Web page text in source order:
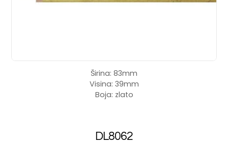
Širina: 83mm
Visina: 39mm
Boja: zlato
DL8062